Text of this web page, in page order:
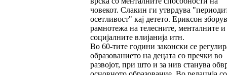
човекот. Слакин ги утврдува
осетливост" кај детето. Ериксон
рамнотежа на телесните, менталните и
социјалните влијанија итн.
Во 60-тите години законски се
образованието на децата со пречки во
развојот, при што и за нив станува